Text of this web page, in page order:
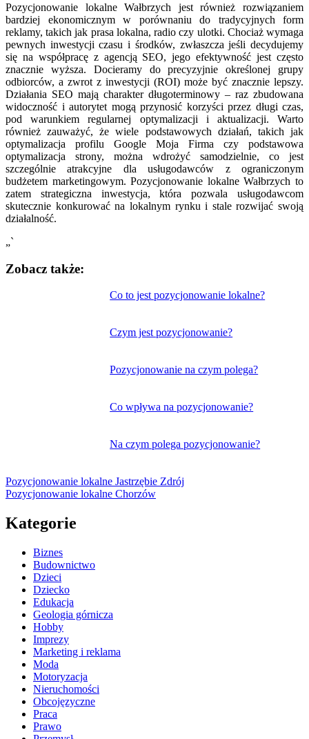
Pozycjonowanie lokalne Wałbrzych jest również rozwiązaniem
bardziej ekonomicznym w porównaniu do tradycyjnych form
reklamy, takich jak prasa lokalna, radio czy ulotki. Chociaż wymaga
pewnych inwestycji czasu i środków, zwłaszcza jeśli decydujemy
się na współpracę z agencją SEO, jego efektywność jest często
znacznie wyższa. Docieramy do precyzyjnie określonej grupy
odbiorców, a zwrot z inwestycji (ROI) może być znacznie lepszy.
Działania SEO mają charakter długoterminowy – raz zbudowana
widoczność i autorytet mogą przynosić korzyści przez długi czas,
pod warunkiem regularnej optymalizacji i aktualizacji. Warto
również zauważyć, że wiele podstawowych działań, takich jak
optymalizacja profilu Google Moja Firma czy podstawowa
optymalizacja strony, można wdrożyć samodzielnie, co jest
szczególnie atrakcyjne dla usługodawców z ograniczonym
budżetem marketingowym. Pozycjonowanie lokalne Wałbrzych to
zatem strategiczna inwestycja, która pozwala usługodawcom
skutecznie konkurować na lokalnym rynku i stale rozwijać swoją
działalność.
„`
Zobacz także:
Co to jest pozycjonowanie lokalne?
Czym jest pozycjonowanie?
Pozycjonowanie na czym polega?
Co wpływa na pozycjonowanie?
Na czym polega pozycjonowanie?
Pozycjonowanie lokalne Jastrzębie Zdrój
Pozycjonowanie lokalne Chorzów
Kategorie
Biznes
Budownictwo
Dzieci
Dziecko
Edukacja
Geologia górnicza
Hobby
Imprezy
Marketing i reklama
Moda
Motoryzacja
Nieruchomości
Obcojęzyczne
Praca
Prawo